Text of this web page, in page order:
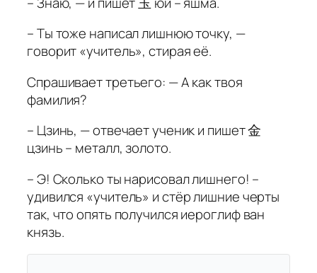
– Ты тоже написал лишнюю точку, —
говорит «учитель», стирая её.
Спрашивает третьего: — А как твоя
фамилия?
– Цзинь, — отвечает ученик и пишет 金
цзинь – металл, золото.
– Э! Сколько ты нарисовал лишнего! –
удивился «учитель» и стёр лишние черты
так, что опять получился иероглиф ван
князь.